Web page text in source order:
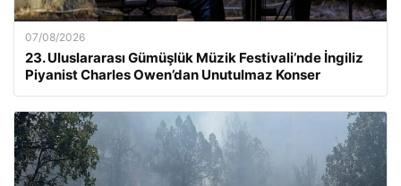
07/08/2026
23. Uluslararası Gümüşlük Müzik Festivali’nde İngiliz
Piyanist Charles Owen’dan Unutulmaz Konser